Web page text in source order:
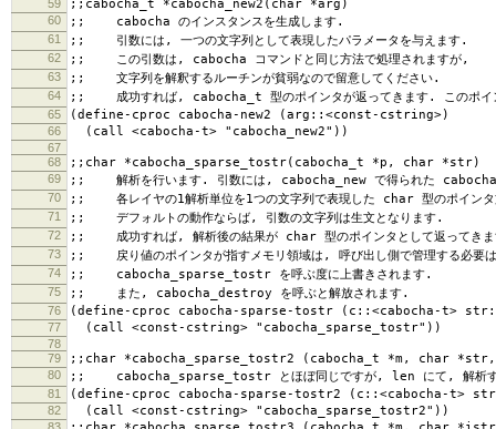
59
;;cabocha_t *cabocha_new2(char *arg)
60 ;; cabocha のインスタンスを生成します.
61 ;; 引数には, 一つの文字列として表現したパラメータを与えます.
62 ;; この引数は, cabocha コマンドと同じ方法で処理されますが,
63 ;; 文字列を解釈するルーチンが貧弱なので留意してください.
64 ;; 成功すれば, cabocha_t 型のポインタが返ってきます. このポイン
65 (define-cproc cabocha-new2 (arg::<const-cstring>)
66 (call <cabocha-t> "cabocha_new2"))
67
68
;;char *cabocha_sparse_tostr(cabocha_t *p, char *str)
69 ;; 解析を行います. 引数には, cabocha_new で得られた
70 ;; 各レイヤの1解析単位を1つの文字列で表現した char 型のポインタ
71 ;; デフォルトの動作ならば, 引数の文字列は生文となります.
72 ;; 成功すれば, 解析後の結果が char 型のポインタとして返ってき
73 ;; 戻り値のポインタが指すメモリ領域は, 呼び出し側で管理する必要
74 ;; cabocha_sparse_tostr を呼ぶ度に上書きされます.
75 ;; また, cabocha_destroy を呼ぶと解放されます.
76 (define-cproc cabocha-sparse-tostr (c::<cabocha-t>
77 (call <const-cstring> "cabocha_sparse_tostr"))
78
79
;;char *cabocha_sparse_tostr2 (cabocha_t *m, char
80 ;; cabocha_sparse_tostr とほぼ同じですが, len にて, 解析する
81 (define-cproc cabocha-sparse-tostr2 (c::<cabocha-t>
82 (call <const-cstring> "cabocha_sparse_tostr2"))